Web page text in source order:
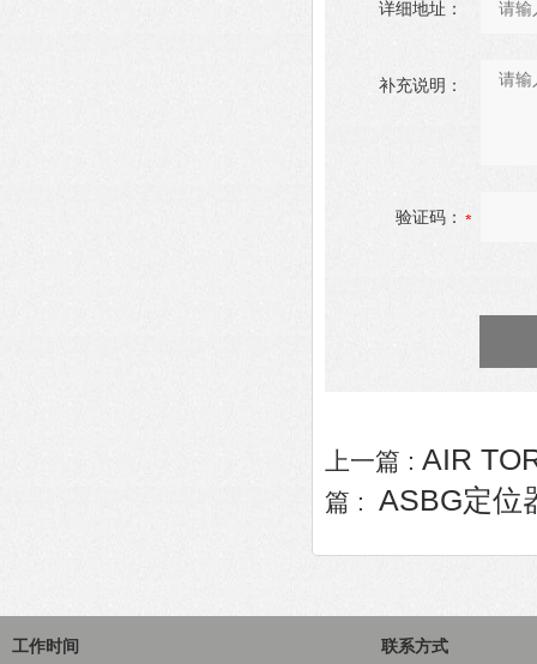
详细地址：
补充说明：
验证码：
上一篇 : AIR
篇 : ASBG定位
工作时间 联系方式